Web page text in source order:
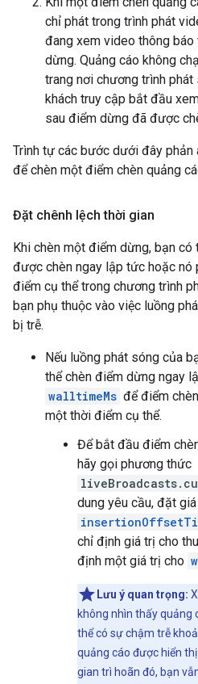
chỉ phát trong trình phát
đang xem video thông
dừng. Quảng cáo không
trang nơi chương trình
khách truy cập bắt đầu
sau điểm dừng đã được
Trình tự các bước dưới đây phản
để chèn một điểm chèn quảng
Đặt chênh lệch thời gian
Khi chèn một điểm dừng, bạn có
được chèn ngay lập tức hoặc
điểm cụ thể trong chương trình
bạn phụ thuộc vào việc luồng
bị trễ.
Nếu luồng phát sóng của
thể chèn điểm dừng ngay
walltimeMs để điểm
một thời điểm cụ thể.
Để bắt đầu điểm
hãy gọi phương thức
dung yêu cầu, đặt
chỉ định giá trị cho
định một giá trị cho
Lưu ý quan trọng:
không nhìn thấy quảng
thể có sự chậm trễ
quảng cáo được hiển
gian trì hoãn đó, bạn